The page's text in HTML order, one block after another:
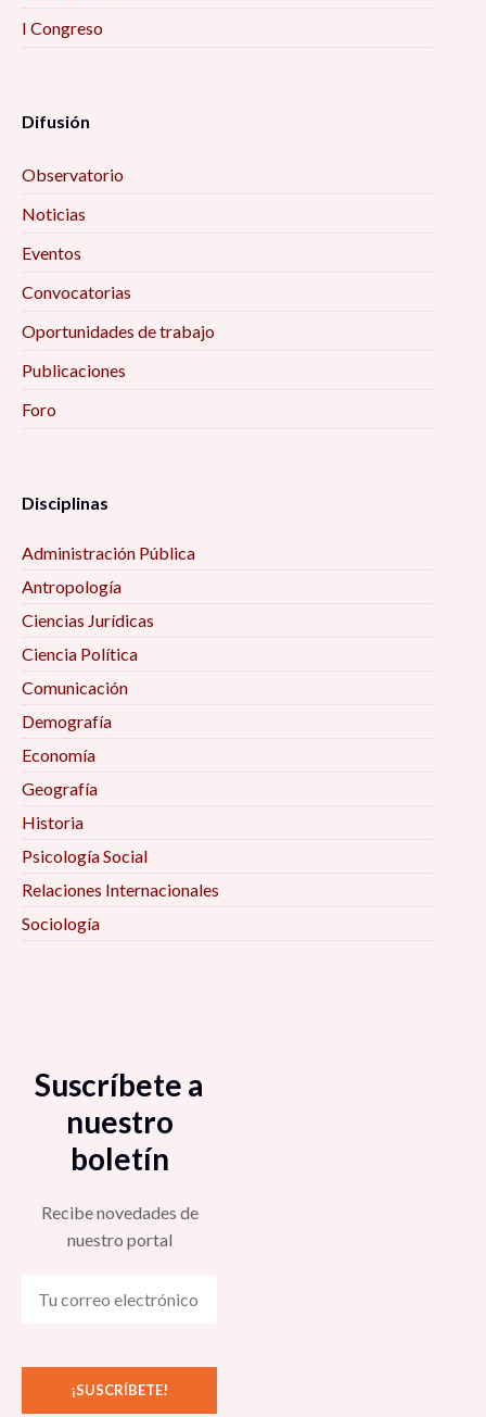
I Congreso
Difusión
Observatorio
Noticias
Eventos
Convocatorias
Oportunidades de trabajo
Publicaciones
Foro
Disciplinas
Administración Pública
Antropología
Ciencias Jurídicas
Ciencia Política
Comunicación
Demografía
Economía
Geografía
Historia
Psicología Social
Relaciones Internacionales
Sociología
Suscríbete a
nuestro
boletín
Recibe novedades de
nuestro portal